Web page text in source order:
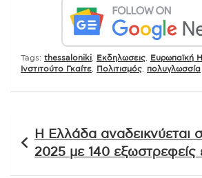
Tags: thessaloniki Εκδηλωσεις Ευρωπαϊκή
Ινστιτούτο Γκαίτε
Πολιτισμός πολυγλωσσία
άρθρων
Η Ελλάδα αναδεικνύεται
2025 με 140 εξωστρεφείς